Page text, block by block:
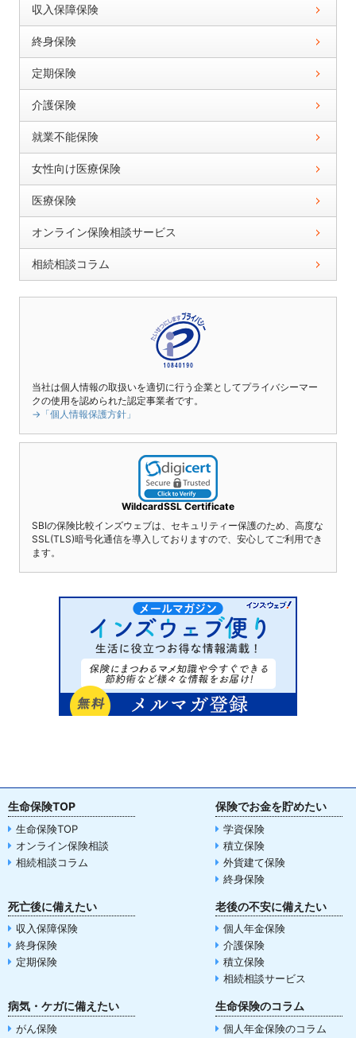
収入保障保険
終身保険
定期保険
介護保険
就業不能保険
女性向け医療保険
医療保険
オンライン保険相談サービス
相続相談コラム
当社は個人情報の取扱いを適切に行う企業としてプライバシーマー
クの使用を認められた認定事業者です。
→「個人情報保護方針」
WildcardSSL Certificate
SBIの保険比較インズウェブは、セキュリティー保護のため、高度な
SSL(TLS)暗号化通信を導入しておりますので、安心してご利用でき
ます。
生命保険TOP
生命保険TOP
オンライン保険相談
相続相談コラム
保険でお金を貯めたい
学資保険
積立保険
外貨建て保険
終身保険
死亡後に備えたい
収入保障保険
終身保険
定期保険
老後の不安に備えたい
個人年金保険
介護保険
積立保険
相続相談サービス
病気・ケガに備えたい
がん保険
生命保険のコラム
個人年金保険のコラム